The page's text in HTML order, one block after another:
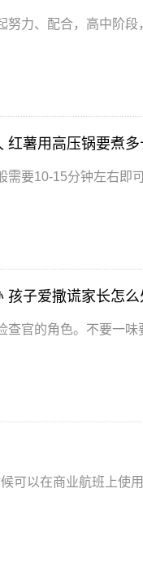
努力、配合，高中阶
薯用高压锅要煮多
需要10-15分钟左右即
孩子爱撒谎家长怎么
查官的角色。不要一
可以在商业航班上使